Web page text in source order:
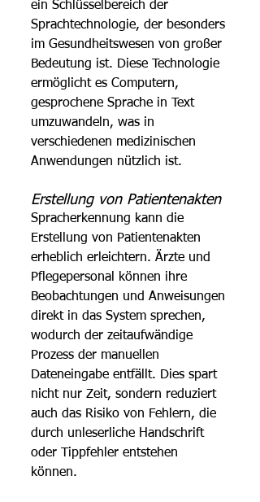
ein Schlüsselbereich der
Sprachtechnologie, der besonders
im Gesundheitswesen von großer
Bedeutung ist. Diese Technologie
ermöglicht es Computern,
gesprochene Sprache in Text
umzuwandeln, was in
verschiedenen medizinischen
Anwendungen nützlich ist.
Erstellung von Patientenakten
Spracherkennung kann die
Erstellung von Patientenakten
erheblich erleichtern. Ärzte und
Pflegepersonal können ihre
Beobachtungen und Anweisungen
direkt in das System sprechen,
wodurch der zeitaufwändige
Prozess der manuellen
Dateneingabe entfällt. Dies spart
nicht nur Zeit, sondern reduziert
auch das Risiko von Fehlern, die
durch unleserliche Handschrift
oder Tippfehler entstehen
können.